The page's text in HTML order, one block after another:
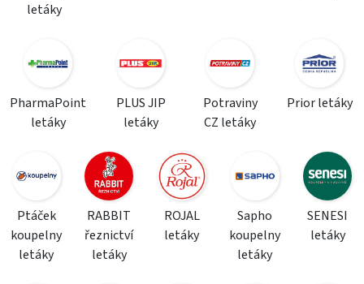
letáky
PharmaPoint
letáky
PLUS JIP
letáky
Potraviny
CZ letáky
Prior letáky
Ptáček
koupelny
letáky
RABBIT
řeznictví
letáky
ROJAL
letáky
Sapho
koupelny
letáky
SENESI
letáky